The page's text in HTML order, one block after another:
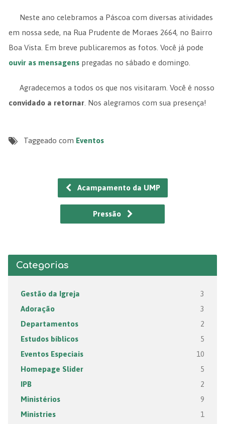
Neste ano celebramos a Páscoa com diversas atividades
em nossa sede, na Rua Prudente de Moraes 2664, no Bairro
Boa Vista. Em breve publicaremos as fotos. Você já pode
ouvir as mensagenspregadas no sábado e domingo.
Agradecemos a todos os que nos visitaram. Você é nosso
convidado a retornar. Nos alegramos com sua presença!
Taggeado com Eventos
Acampamento da UMP
Pressão
Categorias
Gestão da Igreja 3
Adoração 3
Departamentos 2
Estudos bíblicos 5
Eventos Especiais 10
Homepage Slider 5
IPB 2
Ministérios 9
Ministries 1